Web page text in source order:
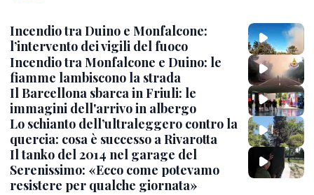
Incendio tra Duino e Monfalcone:
l’intervento dei vigili del fuoco
Incendio tra Monfalcone e Duino: le
fiamme lambiscono la strada
Il Barcellona sbarca in Friuli: le
immagini dell'arrivo in albergo
Lo schianto dell’ultraleggero contro la
quercia: cosa è successo a Rivarotta
Il tanko del 2014 nel garage del
Serenissimo: «Ecco come potevamo
resistere per qualche giornata»